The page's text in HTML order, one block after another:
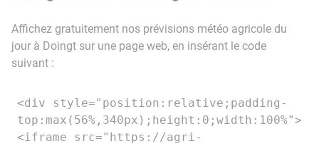
Affichez gratuitement nos prévisions météo agricole du
jour à Doingt sur une page web, en insérant le code
suivant :